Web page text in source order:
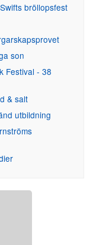
bröllopsfest
son
Festival - 38
& salt
utbildning